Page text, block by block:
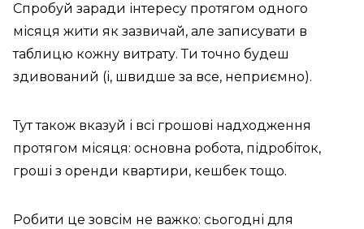
Спробуй заради інтересу протягом одного
місяця жити як зазвичай, але записувати в
таблицю кожну витрату. Ти точно будеш
здивований (і, швидше за все, неприємно).
Тут також вказуй і всі грошові надходження
протягом місяця: основна робота, підробіток,
гроші з оренди квартири, кешбек тощо.
Робити це зовсім не важко: сьогодні для